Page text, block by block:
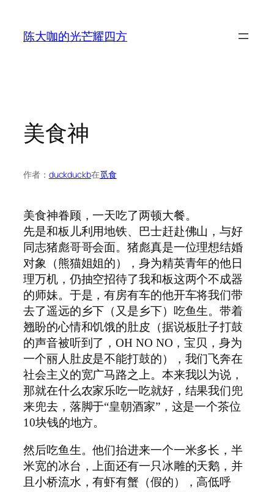
陈大咖的光芒耀四方
美食神
作者： duckduckb在觅食
美食神眷顾，一天吃了两顿大餐。
先是和板儿利用地铁、巴士赶赴佛山，与好
同志猪彪哥哥会面。猪彪真是一位理想结婚
对象（熊猫姐姐的），身为精英青年的他日
理万机，仍抽空招待了我和板这两个不成器
的师妹。于是，有房有车的他开车将我们带
去了遥远的乡下（又是乡下）吃鱼生。带着
翘盼的心情和饥饿的肚皮（据说板肚子打鼓
的声音被听到了，OH NO NO ，宝贝，身为
一个丽人肚皮是不能打鼓的），我们飞奔在
社会主义的宽广马路之上。本来我以为说，
那就在什么农家乐吃一吃就好，结果我们兜
来兜去，落脚于“皇朝酒家”，这是一个茶位
10块钱的地方。
然后吃鱼生。他们抬进来一个一米多长，半
米宽的冰台，上面还有一只冰雕的天鹅，并
且小桥流水，有虾有蟹（假的），高低呼